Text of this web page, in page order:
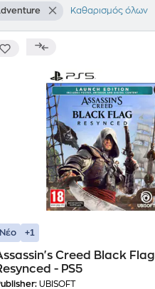
Καθαρισμός όλων
Νέο +1
Creed Black Flag
- PS5
UBISOFT